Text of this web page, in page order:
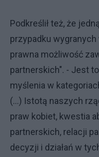
Podkreślił też, że
przypadku
prawna możliwość
partnerskich". - Jest
myślenia w
(…) Istotą naszych
praw kobiet, kwestia
partnerskich, relacji
decyzji i działań w